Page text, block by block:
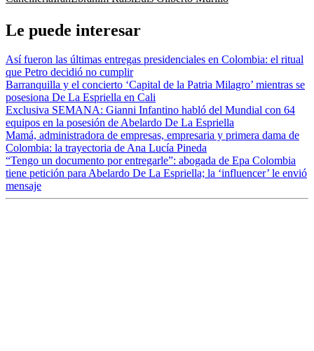
Le puede interesar
Así fueron las últimas entregas presidenciales en Colombia: el ritual
que Petro decidió no cumplir
Barranquilla y el concierto ‘Capital de la Patria Milagro’ mientras se
posesiona De La Espriella en Cali
Exclusiva SEMANA: Gianni Infantino habló del Mundial con 64
equipos en la posesión de Abelardo De La Espriella
Mamá, administradora de empresas, empresaria y primera dama de
Colombia: la trayectoria de Ana Lucía Pineda
“Tengo un documento por entregarle”: abogada de Epa Colombia
tiene petición para Abelardo De La Espriella; la ‘influencer’ le envió
mensaje